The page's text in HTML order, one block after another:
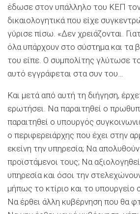
έδωσε στον υπάλληλο του ΚΕΠ
δικαιολογητικά που είχε
γύρισε πίσω. «Δεν χρειάζονται.
όλα υπάρχουν στο σύστημα και τα
του είπε. Ο συμπολίτης γλύτωσε
αυτό εγγράφεται στα συν του…
Και μετά από αυτή τη διήγηση,
ερωτήσει. Να παραιτηθεί ο
παραιτηθεί ο υπουργός
ο περιφερειάρχης που έχει στην
εκείνη την υπηρεσία; Να απολυθούν
προϊστάμενοι τους; Να
υπηρεσία και όσοι την
μήπως το κτίριο και το υπουργείο
Να έρθει άλλη κυβέρνηση που θα